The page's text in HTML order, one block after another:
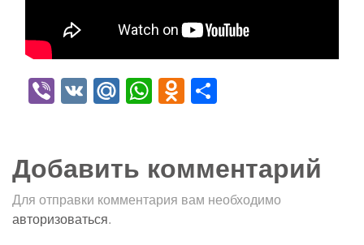
Viber
VK Mail.Ru
WhatsApp
Odnoklassniki
Добавить комментарий
Для отправки комментария вам необходимо
авторизоваться.